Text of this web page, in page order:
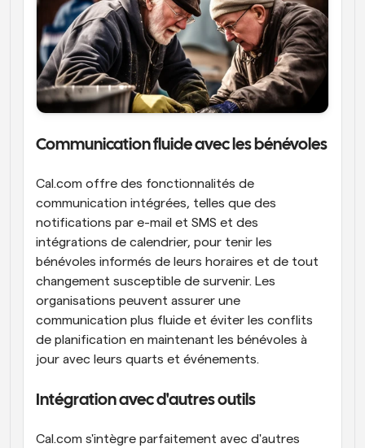
Communication fluide avec les bénévoles
Cal.com offre des fonctionnalités de
communication intégrées, telles que des
notifications par e-mail et SMS et des
intégrations de calendrier, pour tenir les
bénévoles informés de leurs horaires et de tout
changement susceptible de survenir. Les
organisations peuvent assurer une
communication plus fluide et éviter les conflits
de planification en maintenant les bénévoles à
jour avec leurs quarts et événements.
Intégration avec d'autres outils
Cal.com s'intègre parfaitement avec d'autres